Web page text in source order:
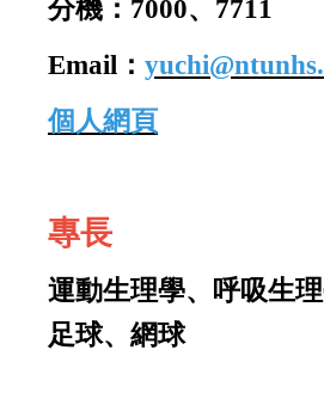
分機：7000、7711
Email：
個人網頁
專長
運動生理學、呼吸生理
足球、網球